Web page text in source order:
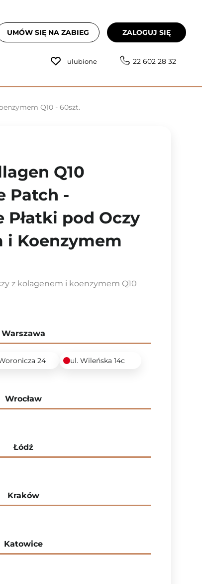
UMÓW SIĘ NA ZABIEG ZALOGUJ SIĘ
ulubione 22 602 28 32
Q10 - 60szt.
Q10
Patch -
Płatki pod Oczy
i Koenzymem
z kolagenem i koenzymem Q10
Warszawa
24
ul. Wileńska 14c
Wrocław
Łódź
Kraków
Katowice